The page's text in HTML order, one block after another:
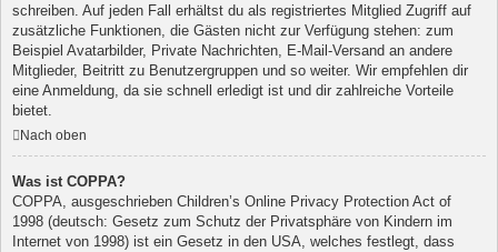
schreiben. Auf jeden Fall erhältst du als registriertes Mitglied Zugriff auf
zusätzliche Funktionen, die Gästen nicht zur Verfügung stehen: zum
Beispiel Avatarbilder, Private Nachrichten, E-Mail-Versand an andere
Mitglieder, Beitritt zu Benutzergruppen und so weiter. Wir empfehlen dir
eine Anmeldung, da sie schnell erledigt ist und dir zahlreiche Vorteile
bietet.
Nach oben
Was ist COPPA?
COPPA, ausgeschrieben Children’s Online Privacy Protection Act of
1998 (deutsch: Gesetz zum Schutz der Privatsphäre von Kindern im
Internet von 1998) ist ein Gesetz in den USA, welches festlegt, dass